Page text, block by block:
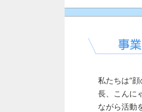
私たちは“
長、こんに
ながら活動